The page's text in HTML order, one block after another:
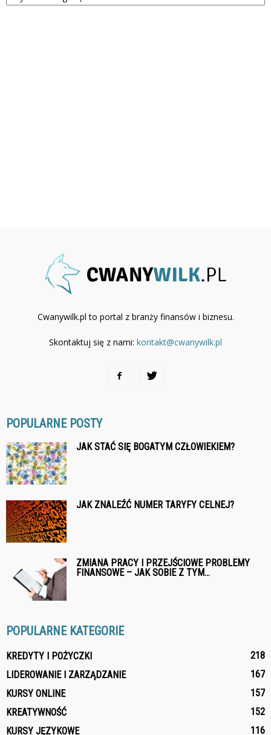
Cwanywilk.pl to portal z branży finansów i biznesu.
Skontaktuj się z nami: kontakt@cwanywilk.pl
POPULARNE POSTY
JAK STAĆ SIĘ BOGATYM CZŁOWIEKIEM?
JAK ZNALEŹĆ NUMER TARYFY CELNEJ?
ZMIANA PRACY I PRZEJŚCIOWE PROBLEMY
FINANSOWE – JAK SOBIE Z TYM...
POPULARNE KATEGORIE
KREDYTY I POŻYCZKI
218
LIDEROWANIE I ZARZĄDZANIE
167
KURSY ONLINE
157
KREATYWNOŚĆ
152
KURSY JĘZYKOWE
116